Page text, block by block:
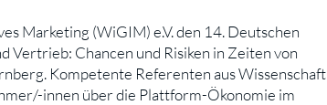
Marketing (WiGIM) e.V. den 14. Deutschen
Vertrieb: Chancen und Risiken in Zeiten von
Kompetente Referenten aus Wissenschaft
innen über die Plattform-Ökonomie im